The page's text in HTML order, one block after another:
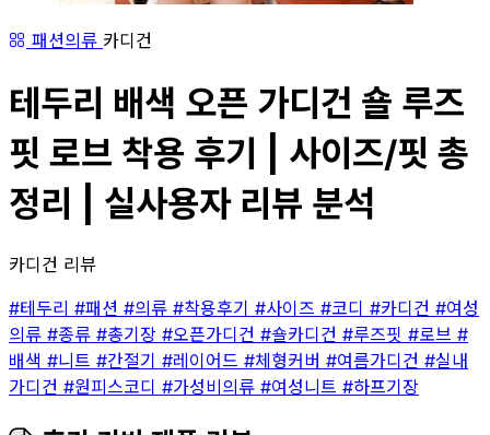
패션의류 카디건
테두리 배색 오픈 가디건 숄 루즈
핏 로브 착용 후기 | 사이즈/핏 총
정리 | 실사용자 리뷰 분석
카디건 리뷰
#테두리 #패션 #의류 #착용후기 #사이즈 #코디 #카디건 #여성
의류 #종류 #총기장 #오픈가디건 #숄카디건 #루즈핏 #로브 #
배색 #니트 #간절기 #레이어드 #체형커버 #여름가디건 #실내
가디건 #원피스코디 #가성비의류 #여성니트 #하프기장